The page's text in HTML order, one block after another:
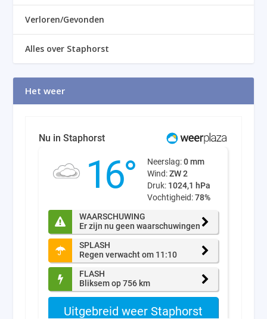
Verloren/Gevonden
Alles over Staphorst
Het weer